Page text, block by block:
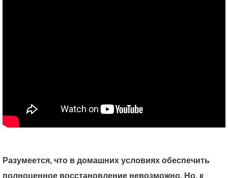
Разумеется, что в домашних условиях обеспечить
полноценное восстановление невозможно. Но, к